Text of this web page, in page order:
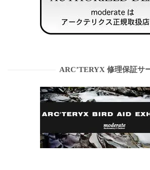
ARC’TERYX 修理保証サ